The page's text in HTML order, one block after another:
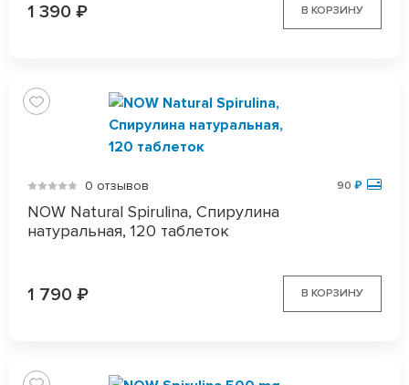
1 390 ₽ В КОРЗИНУ
0 отзывов 90 ₽
NOW Natural Spirulina, Спирулина
натуральная, 120 таблеток
1 790 ₽ В КОРЗИНУ